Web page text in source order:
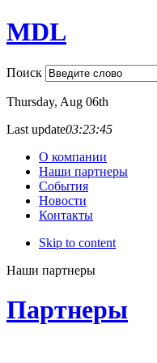
MDL
Поиск
Thursday, Aug 06th
Last update03:23:45
О компании
Наши партнеры
События
Новости
Контакты
Skip to content
Наши партнеры
Партнеры